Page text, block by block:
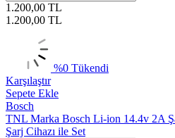
1.200,00 TL
1.200,00 TL
%0 Tükendi
Karşılaştır
Sepete Ekle
Bosch
TNL Marka Bosch Li-ion 14.4v 2A
Şarj Cihazı ile Set